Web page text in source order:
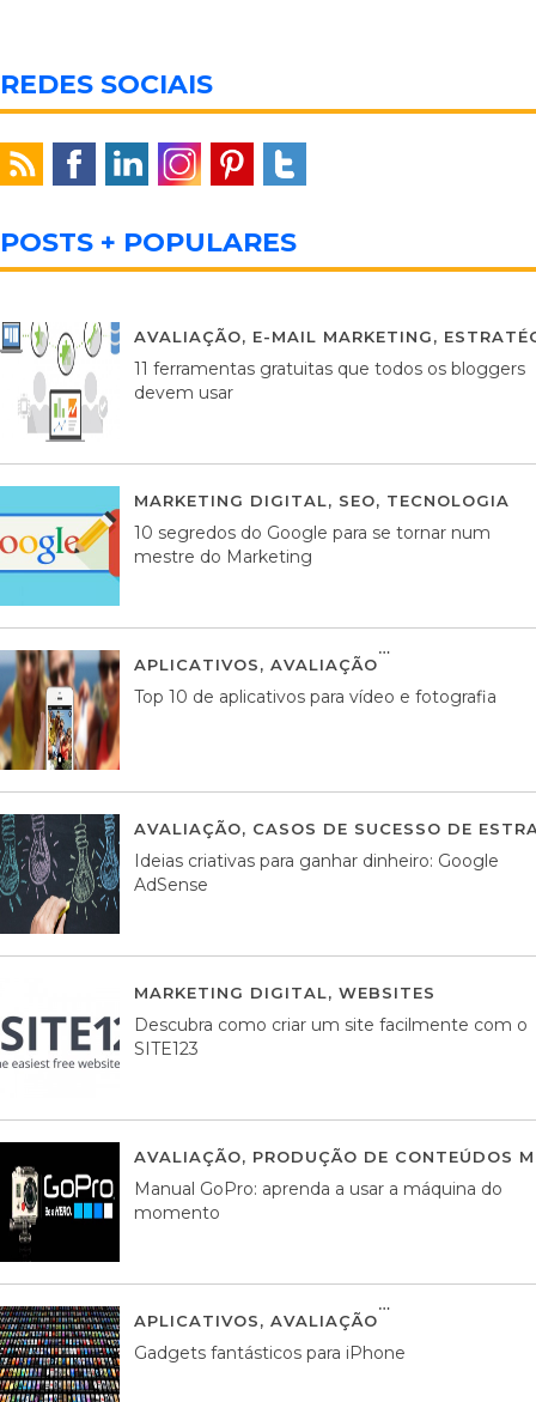
REDES SOCIAIS
POSTS + POPULARES
AVALIAÇÃO, E-MAIL MARKETING,
11 ferramentas gratuitas que todos os bloggers
devem usar
MARKETING DIGITAL, SEO, TECNOLOGIA
10 segredos do Google para se tornar num
mestre do Marketing
APLICATIVOS, AVALIAÇÃO
Top 10 de aplicativos para vídeo e fotografia
AVALIAÇÃO, CASOS DE SUCESSO DE
Ideias criativas para ganhar dinheiro: Google
AdSense
MARKETING DIGITAL, WEBSITES
Descubra como criar um site facilmente com o
SITE123
AVALIAÇÃO, PRODUÇÃO DE CONTEÚDOS
Manual GoPro: aprenda a usar a máquina do
momento
APLICATIVOS, AVALIAÇÃO
Gadgets fantásticos para iPhone